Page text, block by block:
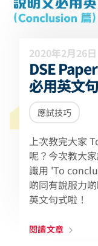
2020年2月26日
DSE
必用英文
應試技巧
上次教完大家
呢？今次教大
識用 'To
啲同有說服力
英文句式啦！
閱讀文章